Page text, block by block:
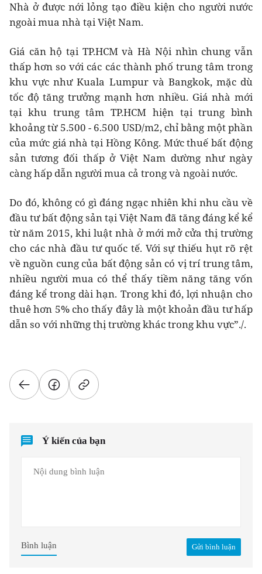
Nhà ở được nới lỏng tạo điều kiện cho người nước
ngoài mua nhà tại Việt Nam.
Giá căn hộ tại TP.HCM và Hà Nội nhìn chung vẫn
thấp hơn so với các các thành phố trung tâm trong
khu vực như Kuala Lumpur và Bangkok, mặc dù
tốc độ tăng trưởng mạnh hơn nhiều. Giá nhà mới
tại khu trung tâm TP.HCM hiện tại trung bình
khoảng từ 5.500 - 6.500 USD/m2, chỉ bằng một phần
của mức giá nhà tại Hồng Kông. Mức thuế bất động
sản tương đối thấp ở Việt Nam dường như ngày
càng hấp dẫn người mua cả trong và ngoài nước.
Do đó, không có gì đáng ngạc nhiên khi nhu cầu về
đầu tư bất động sản tại Việt Nam đã tăng đáng kể kể
từ năm 2015, khi luật nhà ở mới mở cửa thị trường
cho các nhà đầu tư quốc tế. Với sự thiếu hụt rõ rệt
về nguồn cung của bất động sản có vị trí trung tâm,
nhiều người mua có thể thấy tiềm năng tăng vốn
đáng kể trong dài hạn. Trong khi đó, lợi nhuận cho
thuê hơn 5% cho thấy đây là một khoản đầu tư hấp
dẫn so với những thị trường khác trong khu vực”./.
Ý kiến của bạn
Gửi bình luận
Bình luận